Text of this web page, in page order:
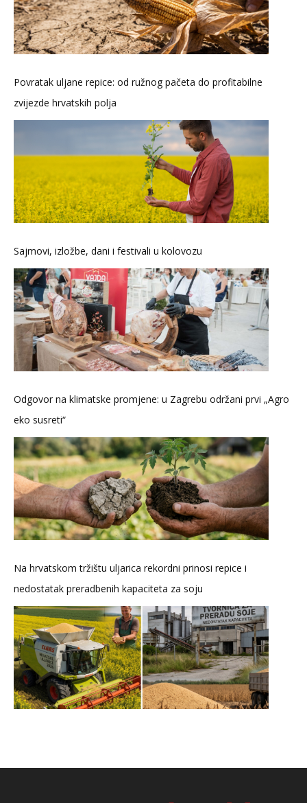
Povratak uljane repice: od ružnog pačeta do profitabilne
zvijezde hrvatskih polja
Sajmovi, izložbe, dani i festivali u kolovozu
Odgovor na klimatske promjene: u Zagrebu održani prvi „Agro
eko susreti“
Na hrvatskom tržištu uljarica rekordni prinosi repice i
nedostatak preradbenih kapaciteta za soju